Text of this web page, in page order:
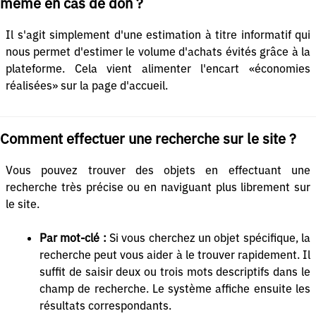
Il s'agit simplement d'une estimation à titre informatif qui
nous permet d'estimer le volume d'achats évités grâce à la
plateforme. Cela vient alimenter l'encart «économies
réalisées» sur la page d'accueil.
Comment effectuer une recherche sur le site ?
Vous pouvez trouver des objets en effectuant une
recherche très précise ou en naviguant plus librement sur
le site.
Par mot-clé : Si vous cherchez un objet spécifique, la
recherche peut vous aider à le trouver rapidement. Il
suffit de saisir deux ou trois mots descriptifs dans le
champ de recherche. Le système affiche ensuite les
résultats correspondants.